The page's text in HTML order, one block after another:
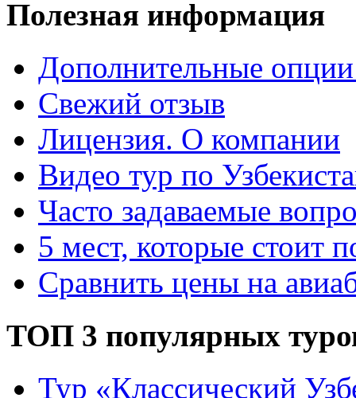
Полезная информация
Дополнительные
Свежий отзыв
Лицензия. О компании
Видео тур по
Часто задаваемые
5 мест, которые стоит
Сравнить цены на
ТОП 3 популярных
Тур «Классический